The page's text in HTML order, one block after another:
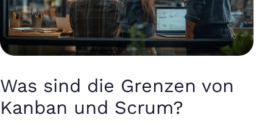
Was sind die Grenzen von
Kanban und Scrum?